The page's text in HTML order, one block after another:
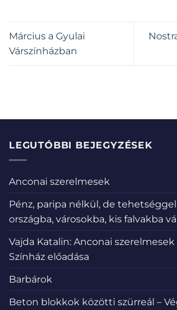
Március a Gyulai
Várszínházban
LEGUTÓBBI BEJEGYZÉSEK
Anconai szerelmesek
Pénz, paripa nélkül, de tehetséggel
országba, városokba, kis falvakba
Vajda Katalin: Anconai szerelmesek
Színház előadása
Barbárok
Beton blokkok közötti szürreál –